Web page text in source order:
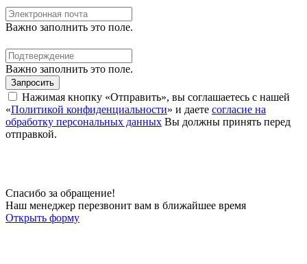
Важно заполнить это поле.
Важно заполнить это поле.
Запросить
Нажимая кнопку «Отправить», вы соглашаетесь с нашей
«Политикой конфиденциальности» и даете согласие на
обработку персональных данных Вы должны принять перед
отправкой.
Спасибо за обращение!
Наш менеджер перезвонит вам в ближайшее время
Открыть форму